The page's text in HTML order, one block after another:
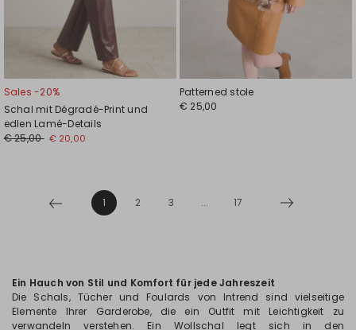
Sales -20%
Schal mit Dégradé-Print und
edlen Lamé-Details
€ 25,00 € 20,00
Patterned stole
€ 25,00
1 2 3 ... 17
Ein Hauch von Stil und Komfort für jede Jahreszeit
Die Schals, Tücher und Foulards von Intrend sind vielseitige
Elemente Ihrer Garderobe, die ein Outfit mit Leichtigkeit zu
verwandeln verstehen. Ein Wollschal legt sich in den